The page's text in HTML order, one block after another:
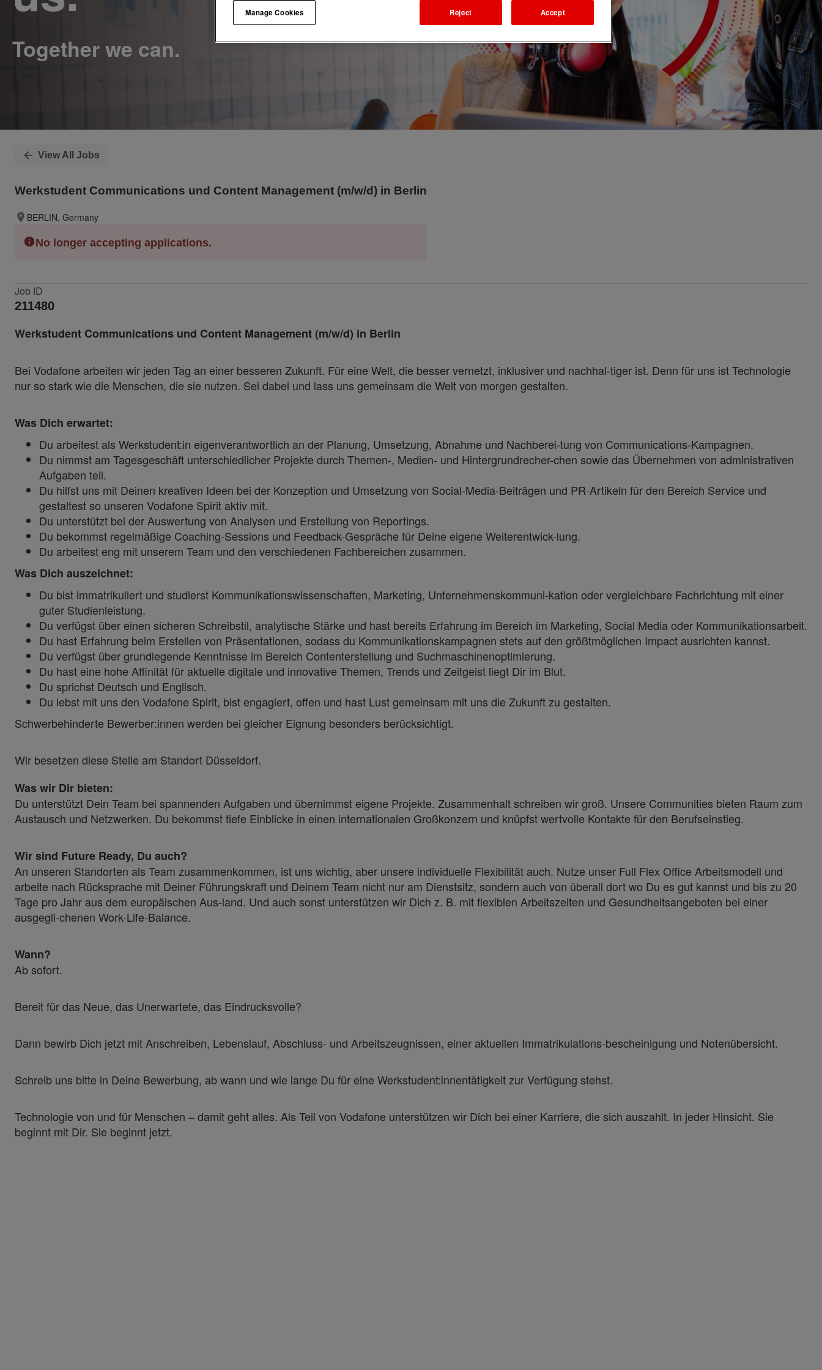
View All Jobs
Werkstudent Communications und Content Management (m/w/d) in Berlin
BERLIN, Germany
No longer accepting applications.
Job ID
211480
Werkstudent Communications und Content Management (m/w/d) in Berlin
Bei Vodafone arbeiten wir jeden Tag an einer besseren Zukunft. Für eine Welt, die besser vernetzt, inklusiver und nachhal-tiger ist. Denn für uns ist Technologie
nur so stark wie die Menschen, die sie nutzen. Sei dabei und lass uns gemeinsam die Welt von morgen gestalten.
Was Dich erwartet:
Du arbeitest als Werkstudent:in eigenverantwortlich an der Planung, Umsetzung, Abnahme und Nachberei-tung von Communications-Kampagnen.
Du nimmst am Tagesgeschäft unterschiedlicher Projekte durch Themen-, Medien- und Hintergrundrecher-chen sowie das Übernehmen von administrativen
Aufgaben teil.
Du hilfst uns mit Deinen kreativen Ideen bei der Konzeption und Umsetzung von Social-Media-Beiträgen und PR-Artikeln für den Bereich Service und
gestaltest so unseren Vodafone Spirit aktiv mit.
Du unterstützt bei der Auswertung von Analysen und Erstellung von Reportings.
Du bekommst regelmäßige Coaching-Sessions und Feedback-Gespräche für Deine eigene Weiterentwick-lung.
Du arbeitest eng mit unserem Team und den verschiedenen Fachbereichen zusammen.
Was Dich auszeichnet:
Du bist immatrikuliert und studierst Kommunikationswissenschaften, Marketing, Unternehmenskommuni-kation oder vergleichbare Fachrichtung mit einer
guter Studienleistung.
Du verfügst über einen sicheren Schreibstil, analytische Stärke und hast bereits Erfahrung im Bereich im Marketing, Social Media oder Kommunikationsarbeit.
Du hast Erfahrung beim Erstellen von Präsentationen, sodass du Kommunikationskampagnen stets auf den größtmöglichen Impact ausrichten kannst.
Du verfügst über grundlegende Kenntnisse im Bereich Contenterstellung und Suchmaschinenoptimierung.
Du hast eine hohe Affinität für aktuelle digitale und innovative Themen, Trends und Zeitgeist liegt Dir im Blut.
Du sprichst Deutsch und Englisch.
Du lebst mit uns den Vodafone Spirit, bist engagiert, offen und hast Lust gemeinsam mit uns die Zukunft zu gestalten.
Schwerbehinderte Bewerber:innen werden bei gleicher Eignung besonders berücksichtigt.
Wir besetzen diese Stelle am Standort Düsseldorf.
Was wir Dir bieten:
Du unterstützt Dein Team bei spannenden Aufgaben und übernimmst eigene Projekte. Zusammenhalt schreiben wir groß. Unsere Communities bieten Raum zum
Austausch und Netzwerken. Du bekommst tiefe Einblicke in einen internationalen Großkonzern und knüpfst wertvolle Kontakte für den Berufseinstieg.
Wir sind Future Ready, Du auch?
An unseren Standorten als Team zusammenkommen, ist uns wichtig, aber unsere individuelle Flexibilität auch. Nutze unser Full Flex Office Arbeitsmodell und
arbeite nach Rücksprache mit Deiner Führungskraft und Deinem Team nicht nur am Dienstsitz, sondern auch von überall dort wo Du es gut kannst und bis zu 20
Tage pro Jahr aus dem europäischen Aus-land. Und auch sonst unterstützen wir Dich z. B. mit flexiblen Arbeitszeiten und Gesundheitsangeboten bei einer
ausgegli-chenen Work-Life-Balance.
Wann?
Ab sofort.
Bereit für das Neue, das Unerwartete, das Eindrucksvolle?
Dann bewirb Dich jetzt mit Anschreiben, Lebenslauf, Abschluss- und Arbeitszeugnissen, einer aktuellen Immatrikulations-bescheinigung und Notenübersicht.
Schreib uns bitte in Deine Bewerbung, ab wann und wie lange Du für eine Werkstudent:innentätigkeit zur Verfügung stehst.
Technologie von und für Menschen – damit geht alles. Als Teil von Vodafone unterstützen wir Dich bei einer Karriere, die sich auszahlt. In jeder Hinsicht. Sie
beginnt mit Dir. Sie beginnt jetzt.
Manage Cookies Reject Accept